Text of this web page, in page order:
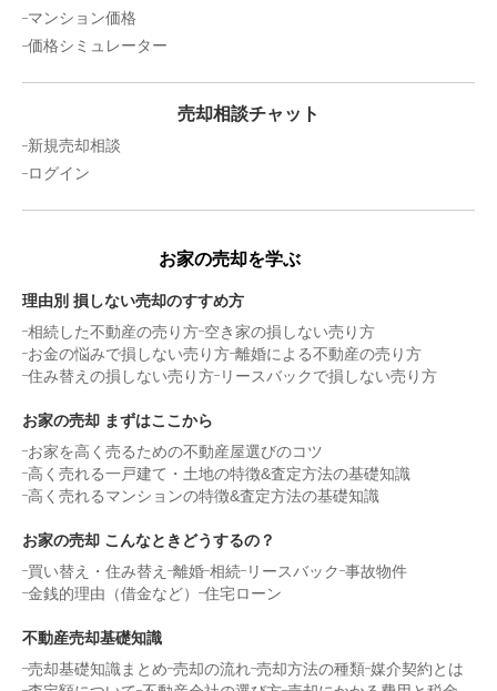
マンション価格
価格シミュレーター
売却相談チャット
新規売却相談
ログイン
お家の売却を学ぶ
理由別 損しない売却のすすめ方
相続した不動産の売り方 空き家の損しない売り方
お金の悩みで損しない売り方 離婚による不動産の売り方
住み替えの損しない売り方 リースバックで損しない売り方
お家の売却 まずはここから
お家を高く売るための不動産屋選びのコツ
高く売れる一戸建て・土地の特徴&査定方法の基礎知識
高く売れるマンションの特徴&査定方法の基礎知識
お家の売却 こんなときどうするの？
買い替え・住み替え
離婚 相続 リースバック 事故物件
金銭的理由（借金など）
住宅ローン
不動産売却基礎知識
売却基礎知識まとめ 売却の流れ 売却方法の種類 媒介契約とは